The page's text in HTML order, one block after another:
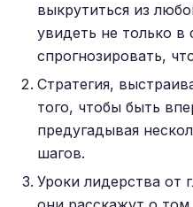
выкрутиться из
увидеть не только
спрогнозировать,
Стратегия,
того, чтобы быть
предугадывая
шагов.
Уроки лидерства от